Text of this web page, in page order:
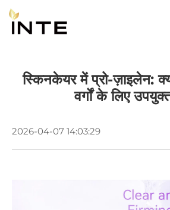
स्किनकेयर में प्रो-ज़ाइलेन:
वर्गों के लिए
2026-04-07 14:03:29